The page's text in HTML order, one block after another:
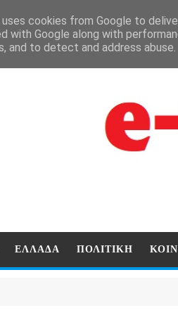
ΕΛΛΑΔΑ ΠΟΛΙΤΙΚΗ
cookies from Google to
with Google along with
and to detect and address abuse.